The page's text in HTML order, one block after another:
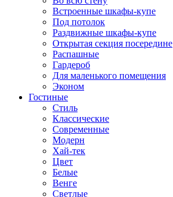
Встроенные шкафы-купе
Под потолок
Раздвижные шкафы-купе
Открытая секция посередине
Распашные
Гардероб
Для маленького помещения
Эконом
Гостиные
Стиль
Классические
Современные
Модерн
Хай-тек
Цвет
Белые
Венге
Светлые